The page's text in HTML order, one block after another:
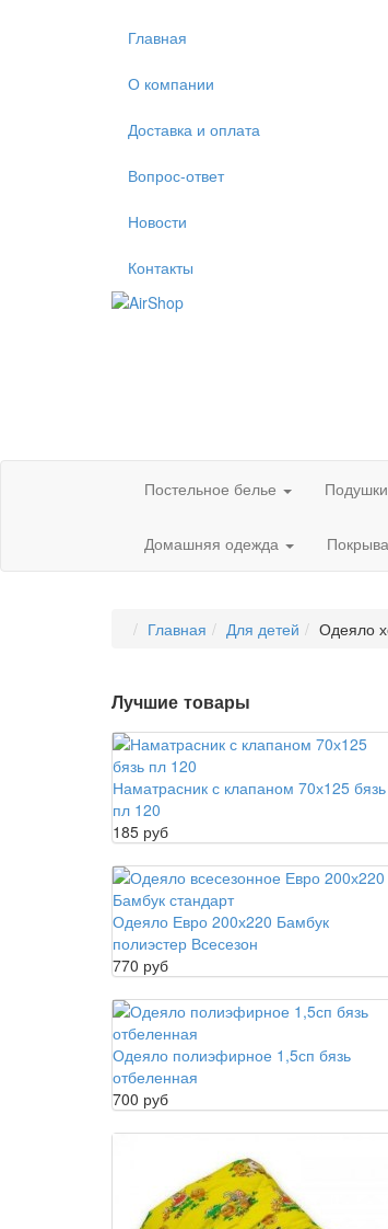
Главная
О компании
Доставка и оплата
Вопрос-ответ
Новости
Контакты
Постельное белье Подушки
Домашняя одежда
Главная Для детей Одеяло
Лучшие товары
Наматрасник с клапаном 70х125 бязь
пл 120
185 руб
Одеяло Евро 200х220 Бамбук
полиэстер Всесезон
770 руб
Одеяло полиэфирное 1,5сп бязь
отбеленная
700 руб